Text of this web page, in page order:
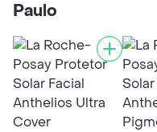
Paulo